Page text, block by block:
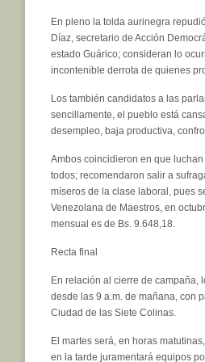
En pleno la tolda aurinegra
Díaz, secretario de Acción
estado Guárico; consideran lo
incontenible derrota de quienes
Los también candidatos a las
sencillamente, el pueblo está
desempleo, baja productiva,
Ambos coincidieron en que
todos; recomendaron salir a
míseros de la clase laboral, pues
Venezolana de Maestros, en
mensual es de Bs. 9.648,18.
Recta final
En relación al cierre de campaña,
desde las 9 a.m. de mañana, con
Ciudad de las Siete Colinas.
El martes será, en horas
en la tarde juramentará equipos